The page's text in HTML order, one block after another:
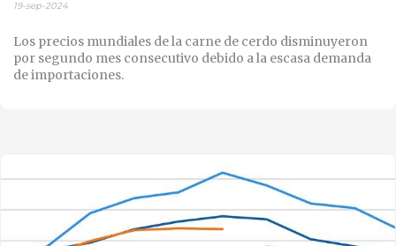
19-sep-2024
Los precios mundiales de la carne de cerdo disminuyeron
por segundo mes consecutivo debido a la escasa demanda
de importaciones.